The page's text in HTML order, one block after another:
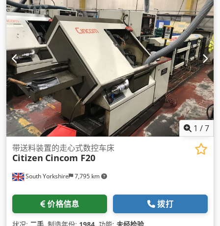
1 /7
South Yorkshire 7,795 km
带送料装置的走心式数控车床
Citizen Cincom F20
价格信息 拨打